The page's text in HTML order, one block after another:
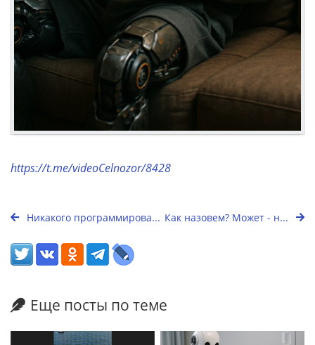
https://t.me/videoCelnozor/8428
Никакого программирова... Как назовем? Может - н...
Еще посты по теме